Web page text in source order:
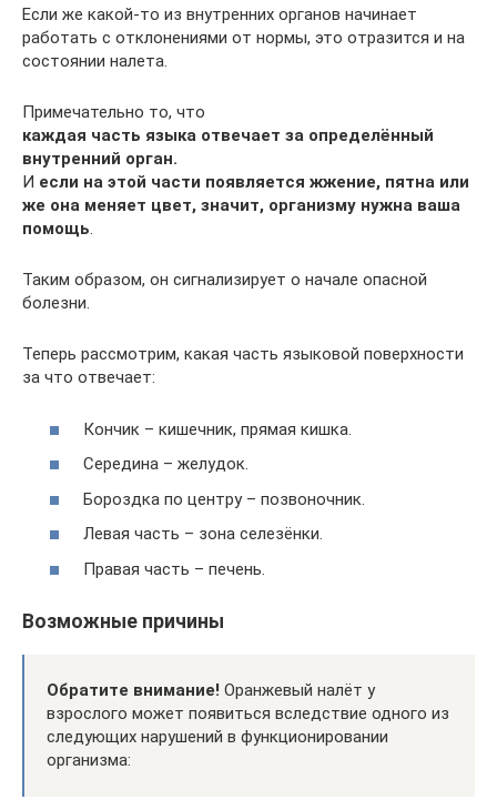
Если же какой-то из внутренних органов начинает
работать с отклонениями от нормы, это отразится и на
состоянии налета.
Примечательно то, что
каждая часть языка отвечает за определённый
внутренний орган.
И если на этой части появляется жжение, пятна или
же она меняет цвет, значит, организму нужна ваша
помощь.
Таким образом, он сигнализирует о начале опасной
болезни.
Теперь рассмотрим, какая часть языковой поверхности
за что отвечает:
Кончик – кишечник, прямая кишка.
Середина – желудок.
Бороздка по центру – позвоночник.
Левая часть – зона селезёнки.
Правая часть – печень.
Возможные причины
Обратите внимание! Оранжевый налёт у
взрослого может появиться вследствие одного из
следующих нарушений в функционировании
организма: